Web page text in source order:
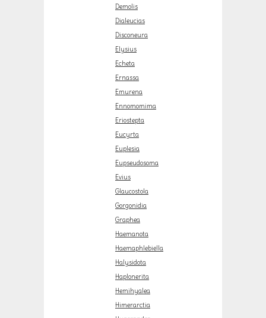
Demolis
Dialeucias
Disconeura
Elysius
Echeta
Ernassa
Emurena
Ennomomima
Eriostepta
Eucyrta
Euplesia
Eupseudosoma
Evius
Glaucostola
Gorgonidia
Graphea
Haemanota
Haemaphlebiella
Halysidota
Haplonerita
Hemihyalea
Himerarctia